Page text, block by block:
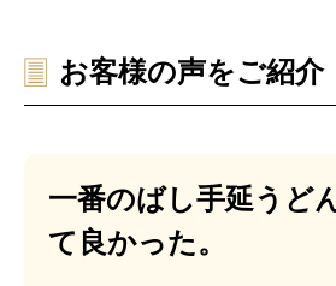
お客様の声をご紹介
一番のばし手延うど
て良かった。